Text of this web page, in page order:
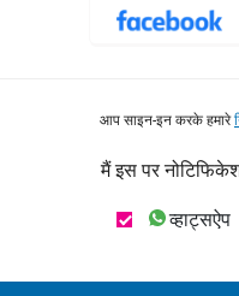
आप साइन-इन करके हमारे
मैं इस पर
व्हाट्सऐप